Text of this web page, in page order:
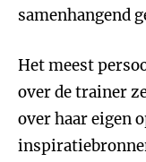
samenhangend
Het meest
over de trainer
over haar eigen